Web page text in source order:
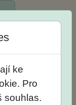
ke
Pro
souhlas.